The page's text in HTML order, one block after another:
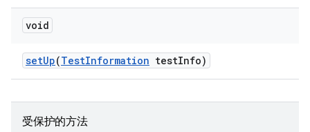
void
setUp(TestInformation testInfo)
受保护的方法